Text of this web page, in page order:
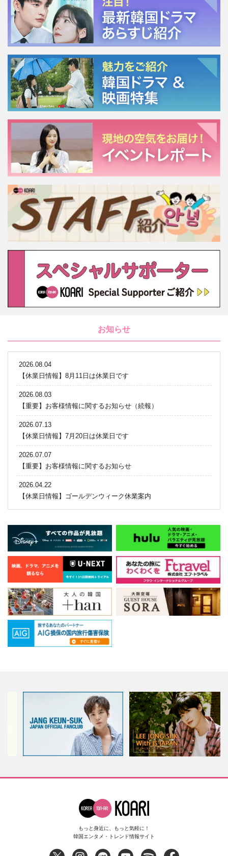
お知らせ
2026.08.04
【休業日情報】8月11日は休業日です
2026.08.03
【重要】お客様情報に関するお知らせ（続報）
2026.07.13
【休業日情報】7月20日は休業日です
2026.07.07
【重要】お客様情報に関するお知らせ
2026.04.22
【休業日情報】ゴールデンウィーク休業案内
もっと身近に、もっと気軽に！
韓国エンタメ・トレンド情報サイト